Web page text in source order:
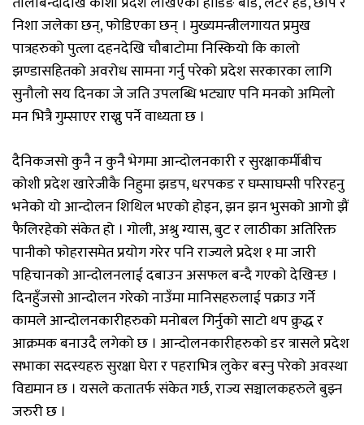
निशा जलेका छन्, फोडिएका छन् । मुख्यमन्त्रीलगायत प्रमुख
पात्रहरुको पुत्ला दहनदेखि चौबाटोमा निस्कियो कि कालो
झण्डासहितको अवरोध सामना गर्नु परेको प्रदेश सरकारका लागि
सुनौलो सय दिनका जे जति उपलब्धि भट्याए पनि मनको अमिलो
मन भित्रै गुम्साएर राख्नु पर्ने वाध्यता छ ।
दैनिकजसो कुनै न कुनै भेगमा आन्दोलनकारी र सुरक्षाकर्मीबीच
कोशी प्रदेश खारेजीकै निहुमा झडप, धरपकड र घम्साघम्सी परिरहनु
भनेको यो आन्दोलन शिथिल भएको होइन, झन झन भुसको आगो झैं
फैलिरहेको संकेत हो । गोली, अश्रु ग्यास, बुट र लाठीका अतिरिक्त
पानीको फोहरासमेत प्रयोग गरेर पनि राज्यले प्रदेश १ मा जारी
पहिचानको आन्दोलनलाई दबाउन असफल बन्दै गएको देखिन्छ ।
दिनहुँजसो आन्दोलन गरेको नाउँमा मानिसहरुलाई पक्राउ गर्ने
कामले आन्दोलनकारीहरुको मनोबल गिर्नुको साटो थप क्रुद्ध र
आक्रमक बनाउदै लगेको छ । आन्दोलनकारीहरुको डर त्रासले प्रदेश
सभाका सदस्यहरु सुरक्षा घेरा र पहराभित्र लुकेर बस्नु परेको अवस्था
विद्यमान छ । यसले कतातर्फ संकेत गर्छ, राज्य सञ्चालकहरुले बुझ्न
जरुरी छ ।